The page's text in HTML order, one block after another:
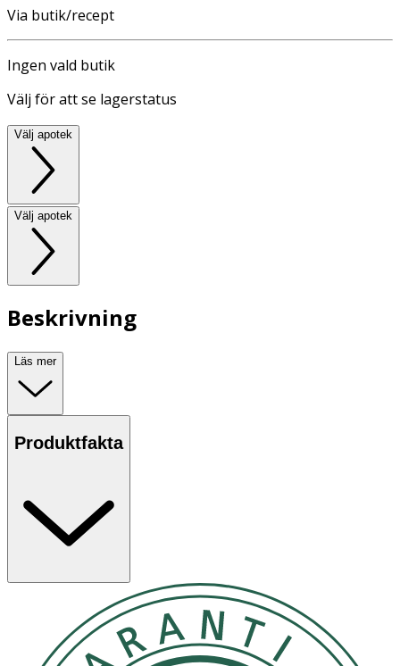
Via butik/recept
Ingen vald butik
Välj för att se lagerstatus
Välj apotek
Välj apotek
Beskrivning
Läs mer
Produktfakta